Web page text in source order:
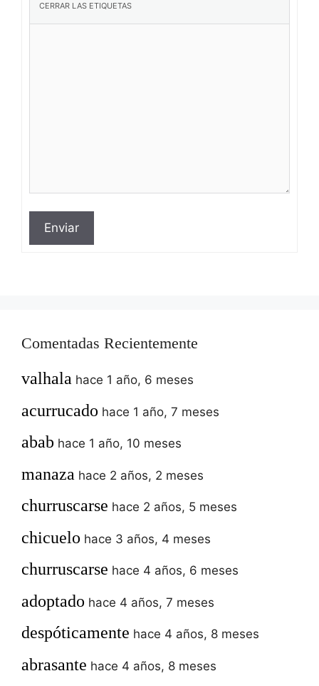
Enviar
Comentadas Recientemente
valhala hace 1 año, 6 meses
acurrucado hace 1 año, 7 meses
abab hace 1 año, 10 meses
manaza hace 2 años, 2 meses
churruscarse hace 2 años, 5 meses
chicuelo hace 3 años, 4 meses
churruscarse hace 4 años, 6 meses
adoptado hace 4 años, 7 meses
despóticamente hace 4 años, 8 meses
abrasante hace 4 años, 8 meses